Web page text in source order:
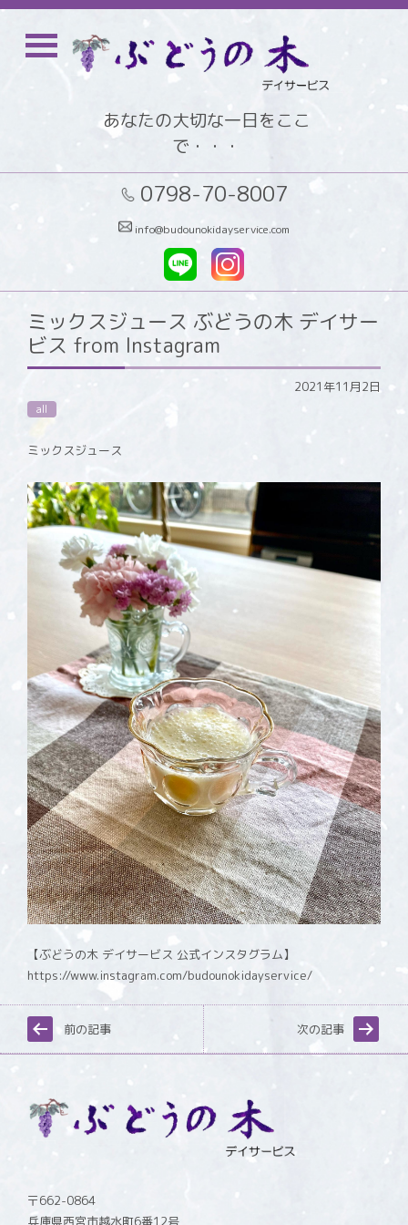
あなたの大切な一日をここ
で・・・
0798-70-8007
info@budounokidayservice.com
ミックスジュース️ ぶどうの木 デイサー
ビス from Instagram
2021年11月2日
all
ミックスジュース️
【ぶどうの木 デイサービス 公式インスタグラム】
https://www.instagram.com/budounokidayservice/
前の記事 次の記事
〒662-0864
兵庫県西宮市越水町6番12号